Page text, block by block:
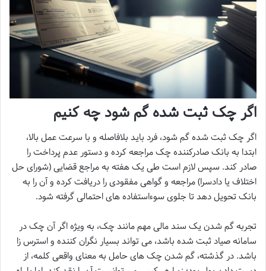
اگر چک ثبت شده گم شود چه کنیم
اگر چک ثبت شده گم شود، فرد باید بلافاصله و با سرعت عمل بالا،
ابتدا به بانک صادرکننده چک مراجعه کرده و دستور عدم پرداخت را
صادر کند. سپس لازم است طی یک هفته به مراجع قضایی (شورای حل
اختلاف یا دادسرا) مراجعه و گواهی مفقودی را دریافت کرده و آن را به
بانک تحویل دهد تا جلوی سوءاستفاده های احتمالی گرفته شود.
تجربه گم شدن یک سند مالی مهم مانند چک، به ویژه اگر آن چک در
سامانه صیاد ثبت شده باشد، می تواند بسیار نگران کننده و استرس زا
باشد. در گذشته، گم شدن چک های حامل به معنای واقعی کلمه، از